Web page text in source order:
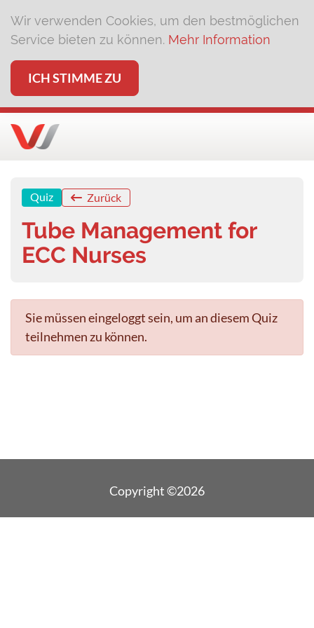
Wir verwenden Cookies, um den bestmöglichen
Service bieten zu können. Mehr Information
ICH STIMME ZU
Quiz Zurück
Tube Management for
ECC Nurses
Sie müssen eingeloggt sein, um an diesem Quiz
teilnehmen zu können.
Copyright ©2026